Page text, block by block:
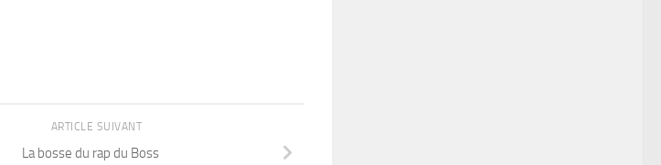
ARTICLE SUIVANT
La bosse du rap du Boss